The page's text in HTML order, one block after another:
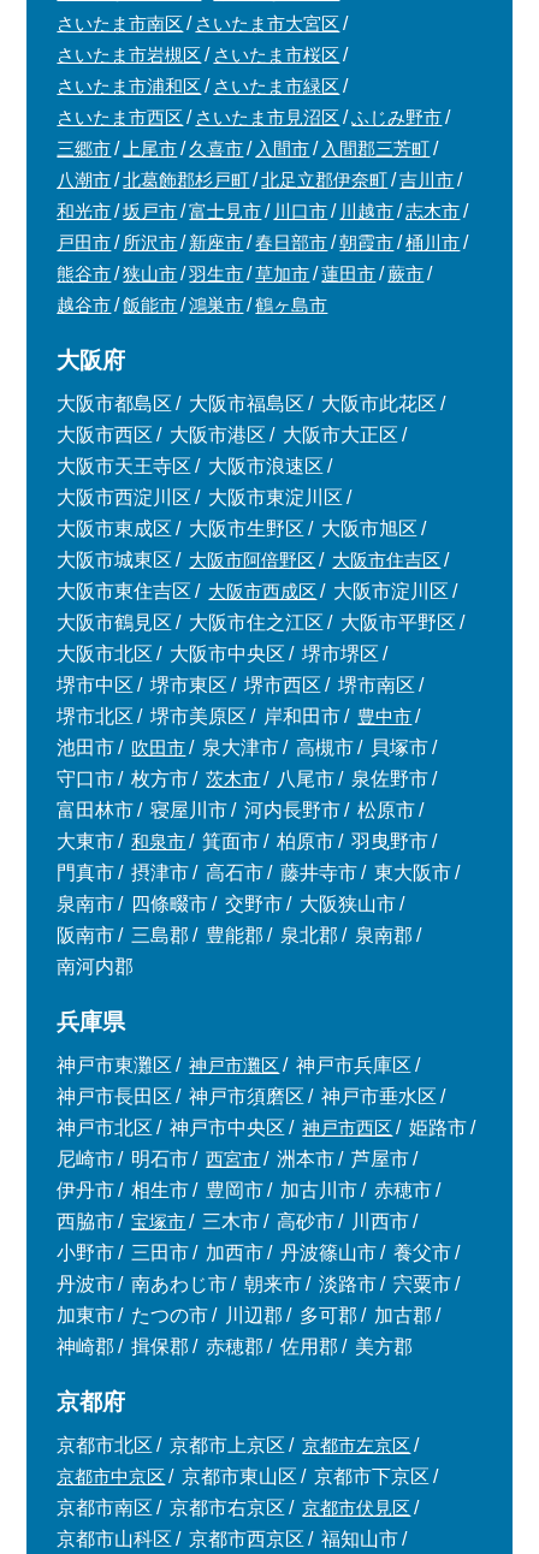
さいたま市南区
さいたま市大宮区
さいたま市岩槻区
さいたま市桜区
さいたま市浦和区
さいたま市緑区
さいたま市西区
さいたま市見沼区
ふじみ野市
三郷市
上尾市 久喜市 入間市
入間郡三芳町
八潮市
北葛飾郡杉戸町 北足立郡伊奈町
吉川市
和光市
坂戸市 富士見市 川口市 川越市
志木市
戸田市
所沢市 新座市 春日部市 朝霞市
桶川市
熊谷市
狭山市 羽生市 草加市 蓮田市
蕨市
越谷市
飯能市 鴻巣市 鶴ヶ島市
大阪府
大阪市都島区 大阪市福島区
大阪市此花区
大阪市西区
大阪市港区
大阪市大正区
大阪市天王寺区
大阪市浪速区
大阪市西淀川区
大阪市東淀川区
大阪市東成区
大阪市生野区
大阪市旭区
大阪市城東区
大阪市阿倍野区
大阪市住吉区
大阪市東住吉区
大阪市西成区
大阪市淀川区
大阪市鶴見区
大阪市住之江区
大阪市平野区
大阪市北区
大阪市中央区
堺市堺区
堺市中区
堺市東区 堺市西区
堺市南区
堺市北区
堺市美原区 岸和田市
豊中市
池田市
吹田市 泉大津市 高槻市
貝塚市
守口市
枚方市 茨木市 八尾市
泉佐野市
富田林市
寝屋川市 河内長野市
松原市
大東市
和泉市 箕面市 柏原市
羽曳野市
門真市
摂津市 高石市 藤井寺市
東大阪市
泉南市
四條畷市 交野市
大阪狭山市
阪南市
三島郡 豊能郡 泉北郡
泉南郡
南河内郡
兵庫県
神戸市東灘区 神戸市灘区
神戸市兵庫区
神戸市長田区
神戸市須磨区
神戸市垂水区
神戸市北区
神戸市中央区 神戸市西区
姫路市
尼崎市
明石市 西宮市 洲本市
芦屋市
伊丹市
相生市 豊岡市 加古川市
赤穂市
西脇市
宝塚市 三木市 高砂市
川西市
小野市
三田市 加西市 丹波篠山市
養父市
丹波市
南あわじ市 朝来市 淡路市
宍粟市
加東市
たつの市 川辺郡 多可郡
加古郡
神崎郡
揖保郡 赤穂郡 佐用郡 美方郡
京都府
京都市北区 京都市上京区
京都市左京区
京都市中京区
京都市東山区
京都市下京区
京都市南区
京都市右京区
京都市伏見区
京都市山科区
京都市西京区
福知山市